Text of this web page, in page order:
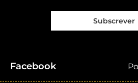
Subscrever
Facebook